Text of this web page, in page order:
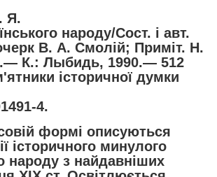
Я.
народу/Сост. і авт.
В. А. Смолій; Приміт. Н.
К.: Лыбидь, 1990.— 512
історичної думки
4.
формі описуються
історичного минулого
народу з найдавніших